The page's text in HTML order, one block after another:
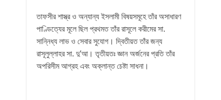
তাফসীর শাস্ত্র ও অন্যান্য ইসলামী বিষয়সমূহে তাঁর অসাধারণ
পাণ্ডিত্যের মূলে ছিল প্রথমত তাঁর রাসূলে করীমের সা.
সান্নিধ্য লাভ ও সেবার সুযোগ। দ্বিতীয়ত তাঁর জন্য
রাসূলুল্লাহর সা. দু’আ। তৃতীয়তঃ জ্ঞান অর্জনের প্রতি তাঁর
অপরিসীম আগ্রহ এবং অক্লান্ত চেষ্টা সাধনা।